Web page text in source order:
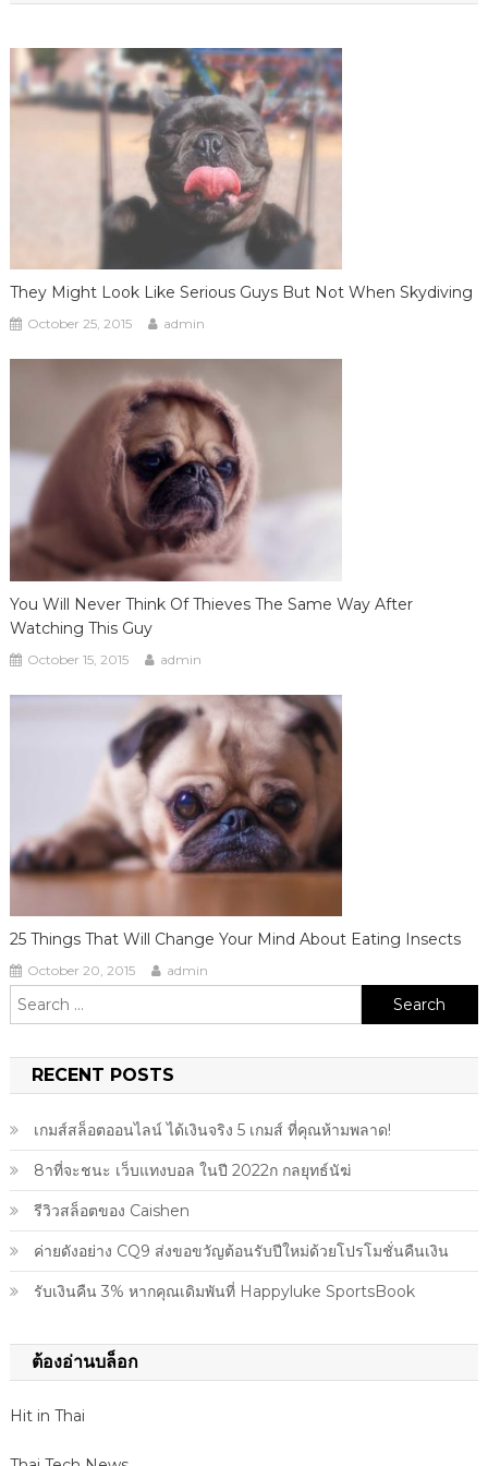
They Might Look Like Serious Guys But Not When Skydiving
October 25, 2015 admin
You Will Never Think Of Thieves The Same Way After
Watching This Guy
October 15, 2015 admin
25 Things That Will Change Your Mind About Eating Insects
October 20, 2015 admin
Search
for:
RECENT POSTS
เกมส์สล็อตออนไลน์ ได้เงินจริง 5 เกมส์ ที่คุณห้ามพลาด!
8าที่จะชนะ เว็บแทงบอล ในปี 2022ก กลยุทธ์นัฆ่
รีวิวสล็อตของ Caishen
ค่ายดังอย่าง CQ9 ส่งขอขวัญต้อนรับปีใหม่ด้วยโปรโมชั่นคืนเงิน
รับเงินคืน 3% หากคุณเดิมพันที่ Happyluke SportsBook
ต้องอ่านบล็อก
Hit in Thai